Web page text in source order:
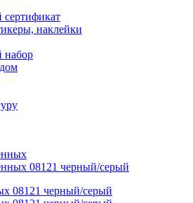
наклейки
набор
08121 черный/серый